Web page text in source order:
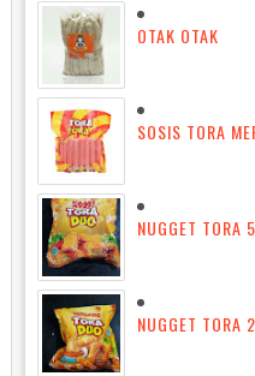
OTAK OTAK
SOSIS TORA
NUGGET TORA
NUGGET TORA